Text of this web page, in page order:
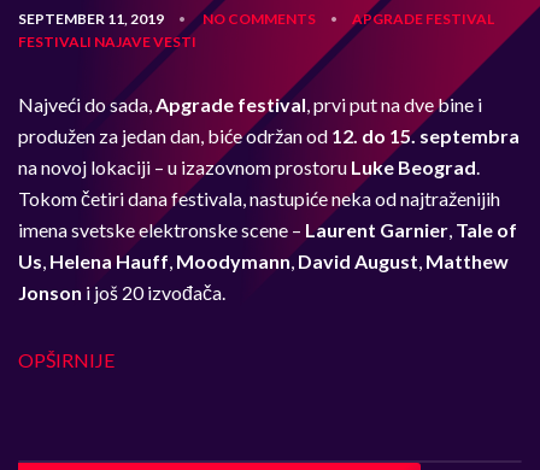
SEPTEMBER 11, 2019 • NO COMMENTS • APGRADE FESTIVAL
FESTIVALI NAJAVEVESTI
Najveći do sada,Apgrade festival, prvi put na dve bine i
produžen za jedan dan, biće održan od 12. do 15. septembra
na novoj lokaciji – u izazovnom prostoru Luke Beograd.
Tokom četiri dana festivala, nastupiće neka od najtraženijih
imena svetske elektronske scene – Laurent Garnier, Tale of
Us, Helena Hauff, Moodymann, David August, Matthew
Jonson i još 20 izvođača.
OPŠIRNIJE